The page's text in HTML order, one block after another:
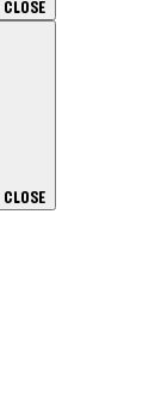
CLOSE
CLOSE